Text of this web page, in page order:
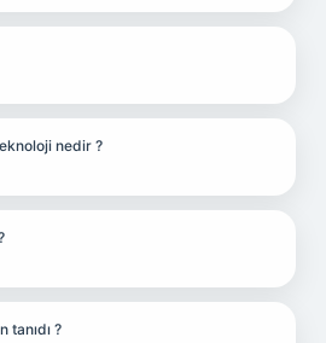
nedir ?
tanıdı ?